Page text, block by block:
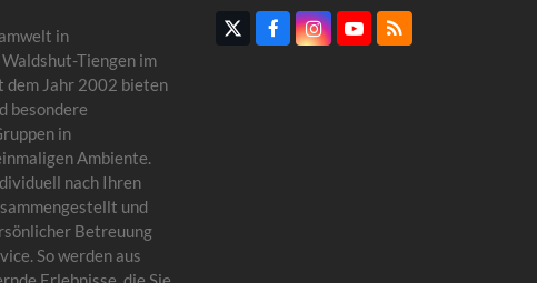
in
Tiengen im
dem Jahr 2002 bieten
besondere
in
Ambiente.
nach Ihren
und
Betreuung
So werden aus
TwitterFacebookInstagram
YouTube
RSS